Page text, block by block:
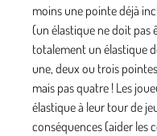
moins une pointe déjà
(un élastique ne doit pas
totalement un élastique
une, deux ou trois
mais pas quatre ! Les
élastique à leur tour de
conséquences (aider les